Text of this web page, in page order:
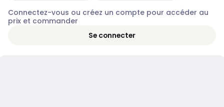
Connectez-vous ou créez un compte pour accéder au
prix et commander
Se connecter